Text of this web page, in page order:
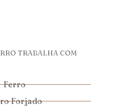
TRABALHA COM
Ferro
Forjado